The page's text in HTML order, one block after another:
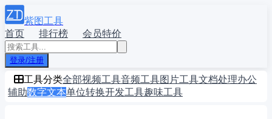
紫图工具
首页
排行榜 会员特价
登录/注册
工具分类全部视频工具音频工具图片工具文档处理办公
辅助数字文本单位转换开发工具趣味工具